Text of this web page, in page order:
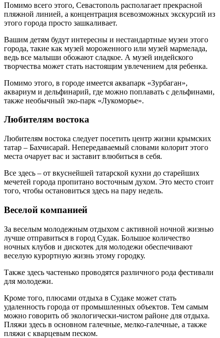
Помимо всего этого, Севастополь располагает прекрасной
пляжной линией, а концентрация всевозможных экскурсий из
этого города просто зашкаливает.
Вашим детям будут интересны и нестандартные музеи этого
города, такие как музей мороженного или музей мармелада,
ведь все малыши обожают сладкое. А музей индейского
творчества может стать настоящим увлечением для ребенка.
Помимо этого, в городе имеется аквапарк «Зурбаган»,
аквариум и дельфинарий, где можно поплавать с дельфинами,
также необычный эко-парк «Лукоморье».
Любителям востока
Любителям востока следует посетить центр жизни крымских
татар – Бахчисарай. Непередаваемый словами колорит этого
места очарует вас и заставит влюбиться в себя.
Все здесь – от вкуснейшей татарской кухни до старейших
мечетей города пропитано восточным духом. Это место стоит
того, чтобы остановиться здесь на пару недель.
Веселой компанией
За веселым молодежным отдыхом с активной ночной жизнью
лучше отправиться в город Судак. Большое количество
ночных клубов и дискотек для молодежи обеспечивают
веселую курортную жизнь этому городку.
Также здесь частенько проводятся различного рода фестивали
для молодежи.
Кроме того, плюсами отдыха в Судаке может стать
удаленность города от промышленных объектов. Тем самым
можно говорить об экологически-чистом районе для отдыха.
Пляжи здесь в основном галечные, мелко-галечные, а также
пляжи с кварцевым песком.